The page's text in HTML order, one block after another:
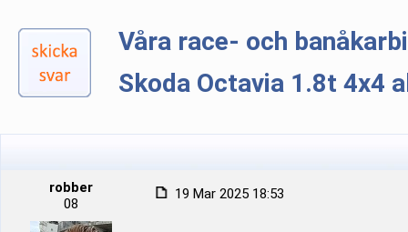
Våra race- och
Skoda Octavia 1.8t 4x4
robber
08
19 Mar 2025 18:53